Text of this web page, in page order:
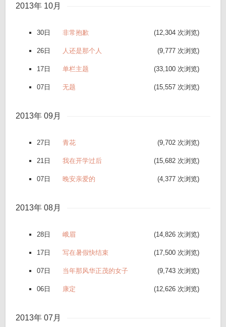
2013年 10月
30日 非常抱歉 (12,304 次浏览)
26日 人还是那个人 (9,777 次浏览)
17日 单栏主题 (33,100 次浏览)
07日 无题 (15,557 次浏览)
2013年 09月
27日 青花 (9,702 次浏览)
21日 我在开学过后 (15,682 次浏览)
07日 晚安亲爱的 (4,377 次浏览)
2013年 08月
28日 峨眉 (14,826 次浏览)
17日 写在暑假快结束 (17,500 次浏览)
07日 当年那风华正茂的女子 (9,743 次浏览)
06日 康定 (12,626 次浏览)
2013年 07月